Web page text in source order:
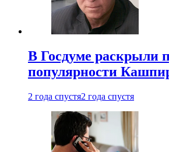
В Госдуме раскрыли
популярности
2 года спустя2 года спустя